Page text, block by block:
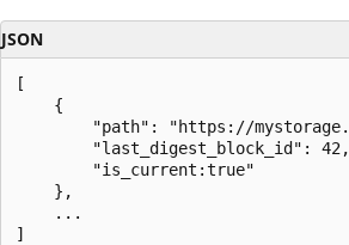
JSON
[
    {
"path": "https://
        "last_digest_block_id": 42,
        "is_current:true"
    },
    ...